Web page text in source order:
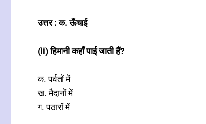
उत्तर : क. ऊँचाई
(ii) हिमानी कहाँ पाई जाती हैं?
क. पर्वतों में
ख. मैदानों में
ग. पठारों में